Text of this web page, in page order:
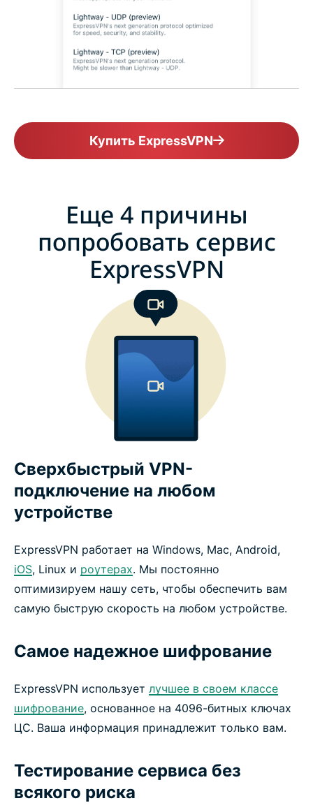
Купить ExpressVPN
Еще 4 причины
попробовать сервис
ExpressVPN
Сверхбыстрый VPN-
подключение на любом
устройстве
ExpressVPN работает на Windows, Mac, Android,
iOS, Linux и роутерах. Мы постоянно
оптимизируем нашу сеть, чтобы обеспечить вам
самую быструю скорость на любом устройстве.
Самое надежное шифрование
ExpressVPN использует лучшее в своем классе
шифрование, основанное на 4096-битных ключах
ЦС. Ваша информация принадлежит только вам.
Тестирование сервиса без
всякого риска